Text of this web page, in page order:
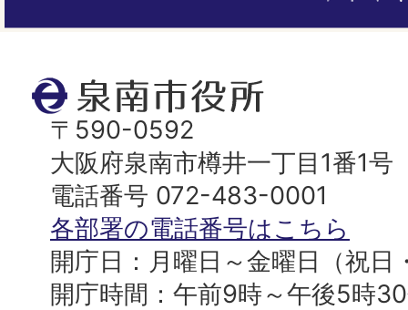
泉
南
市
役
所
〒590-0592
大阪府泉南市樽井一丁目1番1号
電話番号 072-483-0001
各部署の電話番号はこちら
開庁日：月曜日～金曜日（祝日
開庁時間：午前9時～午後5時